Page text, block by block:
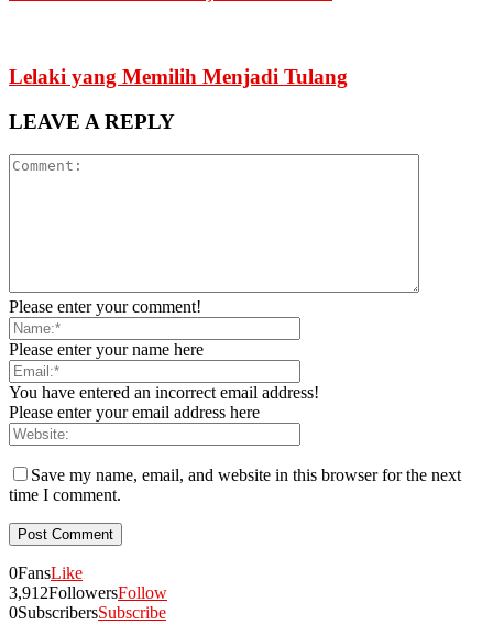
Lelaki yang Memilih Menjadi Tulang
LEAVE A REPLY
Please enter your comment!
Please enter your name here
You have entered an incorrect email address!
Please enter your email address here
Save my name, email, and website in this browser for the next
time I comment.
0FansLike
3,912FollowersFollow
0SubscribersSubscribe